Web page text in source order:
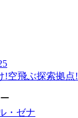
!空飛ぶ探索拠点!
・ゼナ